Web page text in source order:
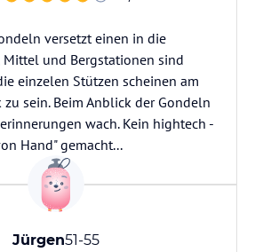
versetzt einen in die
Mittel und Bergstationen sind
einzelen Stützen scheinen am
zu sein. Beim Anblick der Gondeln
wach. Kein hightech -
Hand" gemacht...
Jürgen51-55